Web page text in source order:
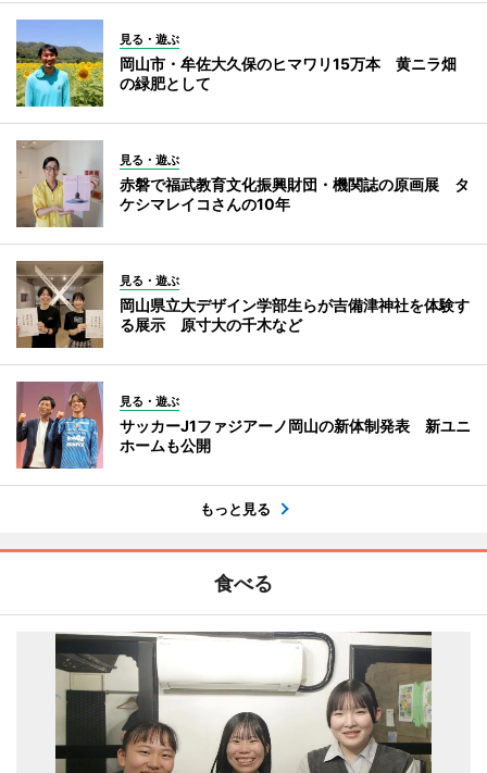
見る・遊ぶ
岡山市・牟佐大久保のヒマワリ15万本 黄ニラ畑
の緑肥として
見る・遊ぶ
赤磐で福武教育文化振興財団・機関誌の原画展 タ
ケシマレイコさんの10年
見る・遊ぶ
岡山県立大デザイン学部生らが吉備津神社を体験す
る展示 原寸大の千木など
見る・遊ぶ
サッカーJ1ファジアーノ岡山の新体制発表 新ユニ
ホームも公開
もっと見る
食べる